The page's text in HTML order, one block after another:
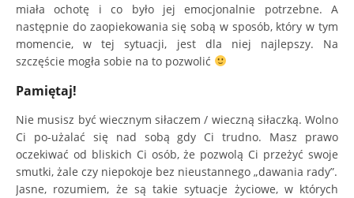
miała ochotę i co było jej emocjonalnie potrzebne. A
następnie do zaopiekowania się sobą w sposób, który w tym
momencie, w tej sytuacji, jest dla niej najlepszy. Na
szczęście mogła sobie na to pozwolić
Pamiętaj!
Nie musisz być wiecznym siłaczem / wieczną siłaczką. Wolno
Ci po-użalać się nad sobą gdy Ci trudno. Masz prawo
oczekiwać od bliskich Ci osób, że pozwolą Ci przeżyć swoje
smutki, żale czy niepokoje bez nieustannego „dawania rady”.
Jasne, rozumiem, że są takie sytuacje życiowe, w których